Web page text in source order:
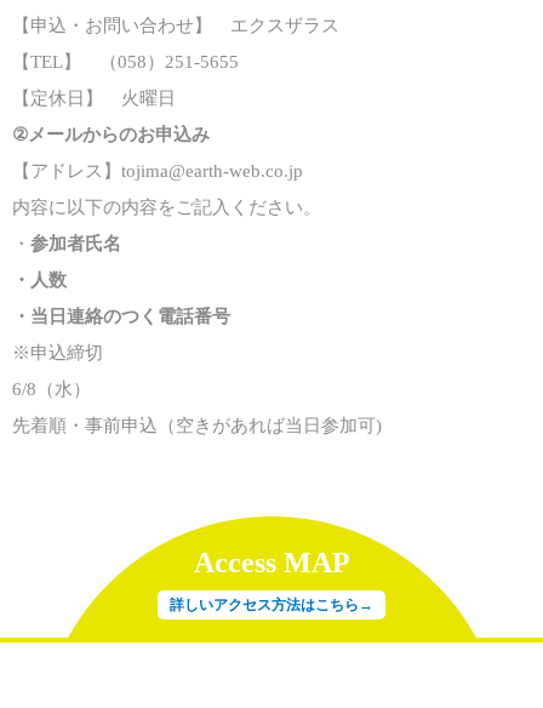
【申込・お問い合わせ】 エクスザラス
【TEL】 （058）251-5655
【定休日】 火曜日
②メールからのお申込み
【アドレス】tojima@earth-web.co.jp
内容に以下の内容をご記入ください。
・ 参加者氏名
・人数
・当日連絡のつく電話番号
※申込締切
6/8（水）
先着順・事前申込（空きがあれば当日参加可)
Access MAP
詳しいアクセス方法はこちら→